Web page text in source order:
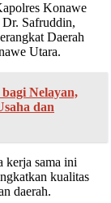
Konawe
Safruddin,
Daerah
Utara.
Nelayan,
dan
kerja sama ini
kualitas
daerah.